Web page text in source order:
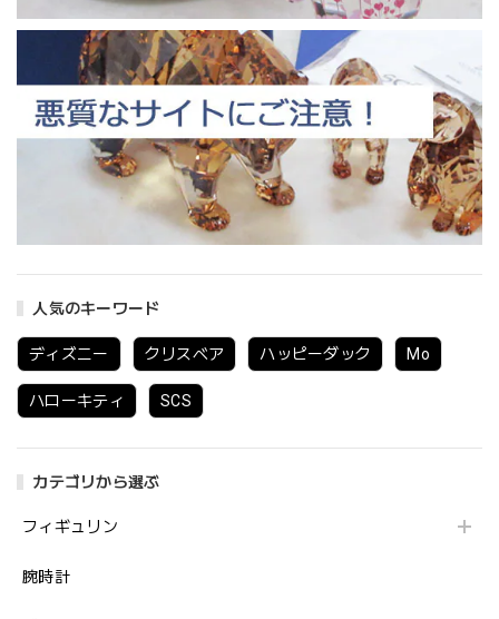
人気のキーワード
ディズニー クリスベア ハッピーダック Mo
ハローキティ SCS
カテゴリから選ぶ
フィギュリン
腕時計